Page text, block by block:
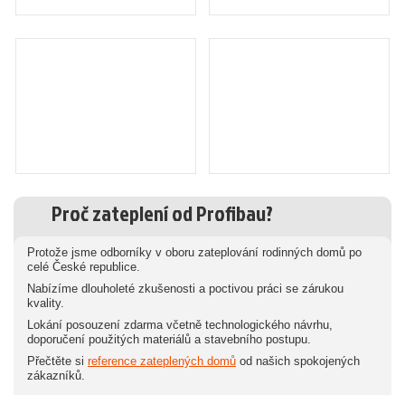
Proč zateplení od Profibau?
Protože jsme odborníky v oboru zateplování rodinných domů po
celé České republice.
Nabízíme dlouholeté zkušenosti a poctivou práci se zárukou
kvality.
Lokání posouzení zdarma včetně technologického návrhu,
doporučení použitých materiálů a stavebního postupu.
Přečtěte si reference zateplených domů od našich spokojených
zákazníků.